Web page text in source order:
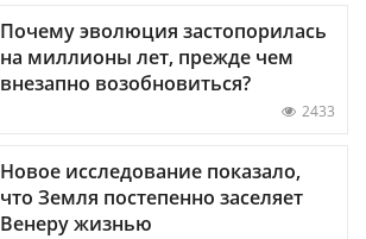
Почему эволюция застопорилась
на миллионы лет, прежде чем
внезапно возобновиться?
2433
Новое исследование показало,
что Земля постепенно заселяет
Венеру жизнью